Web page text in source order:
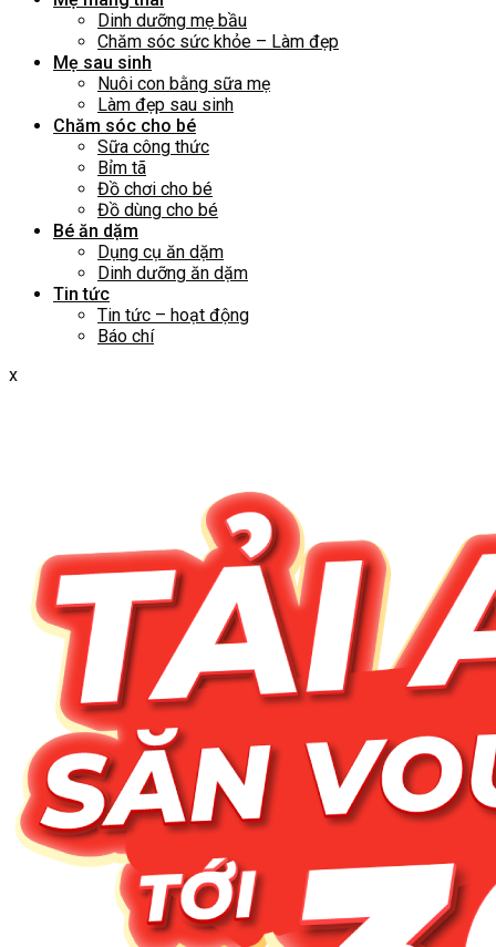
Dinh dưỡng mẹ bầu
Chăm sóc sức khỏe – Làm đẹp
Mẹ sau sinh
Nuôi con bằng sữa mẹ
Làm đẹp sau sinh
Chăm sóc cho bé
Sữa công thức
Bỉm tã
Đồ chơi cho bé
Đồ dùng cho bé
Bé ăn dặm
Dụng cụ ăn dặm
Dinh dưỡng ăn dặm
Tin tức
Tin tức – hoạt động
Báo chí
x